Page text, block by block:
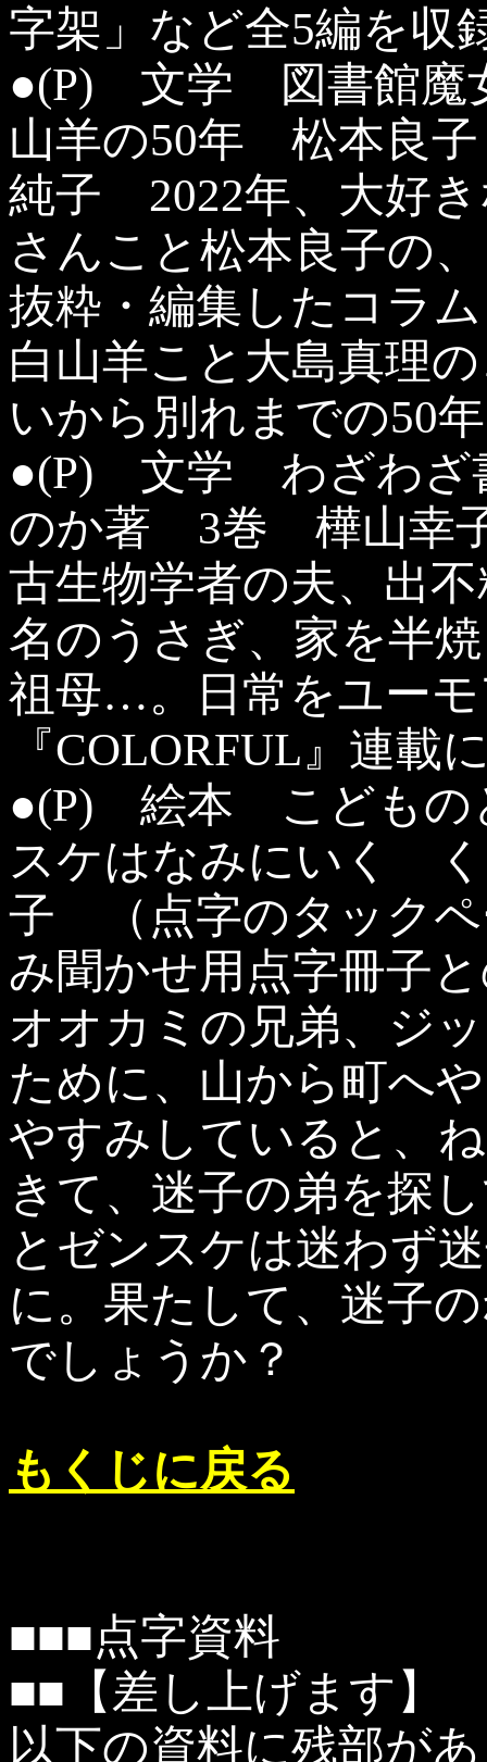
字架」など全5編を収
●(P) 文学 図書館魔
山羊の50年 松本良
純子 2022年、大好
さんこと松本良子の
抜粋・編集したコラ
白山羊こと大島真理
いから別れまでの50
●(P) 文学 わざわざ
のか著 3巻 樺山幸
古生物学者の夫、出
名のうさぎ、家を半
祖母…。日常をユー
『COLORFUL』連載
●(P) 絵本 こどもの
スケはなみにいく
子 （点字のタックペ
み聞かせ用点字冊子
オオカミの兄弟、ジ
ために、山から町へ
やすみしていると、
きて、迷子の弟を探
とゼンスケは迷わず
に。果たして、迷子
でしょうか？
もくじに戻る
■■■点字資料
■■【差し上げます】
以下の資料に残部が